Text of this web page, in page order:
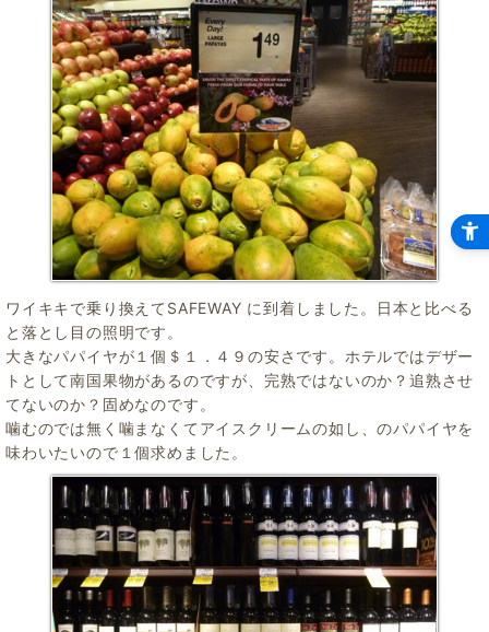
ワイキキで乗り換えてSAFEWAY に到着しました。日本と比べる
と落とし目の照明です。
大きなパパイヤが１個＄１．４９の安さです。ホテルではデザー
トとして南国果物があるのですが、完熟ではないのか？追熟させ
てないのか？固めなのです。
噛むのでは無く噛まなくてアイスクリームの如し、のパパイヤを
味わいたいので１個求めました。